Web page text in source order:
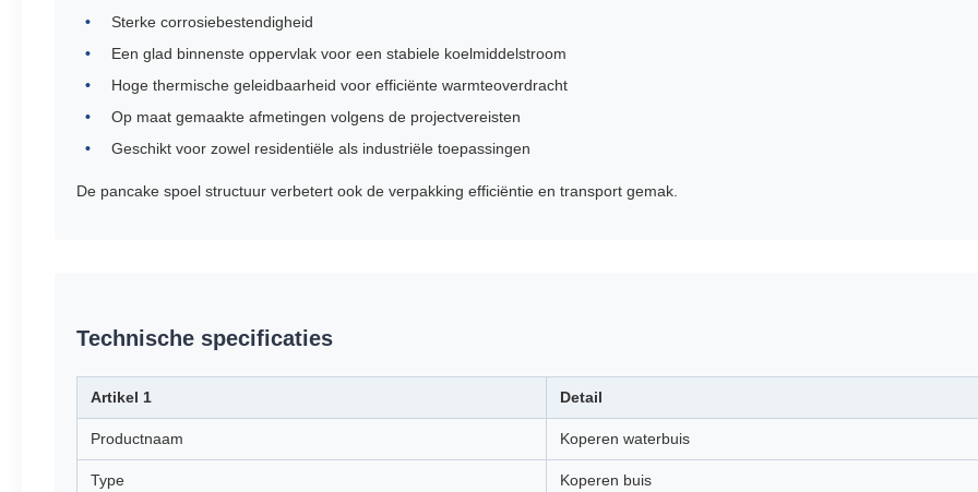
Sterke corrosiebestendigheid
Een glad binnenste oppervlak voor een stabiele koelmiddelstroom
Hoge thermische geleidbaarheid voor efficiënte warmteoverdracht
Op maat gemaakte afmetingen volgens de projectvereisten
Geschikt voor zowel residentiële als industriële toepassingen
De pancake spoel structuur verbetert ook de verpakking efficiëntie en transport gemak.
Technische specificaties
Artikel 1 Detail
Productnaam Koperen waterbuis
Type Koperen buis